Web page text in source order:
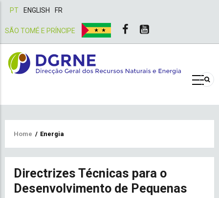
PT ENGLISH FR
SÃO TOMÉ E PRÍNCIPE
Breadcrumb
Home / Energia
Directrizes Técnicas para o
Desenvolvimento de Pequenas